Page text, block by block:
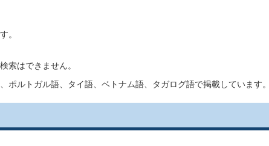
。
索はできません。
ポルトガル語、タイ語、ベトナム語、タガログ語で掲載しています。